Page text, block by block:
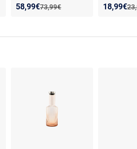
tendance 33 cm
Ancien prix :
73,99€
Nouveau prix :
58,99€
Réduction de :
moderne -
Nouveau
18,99€